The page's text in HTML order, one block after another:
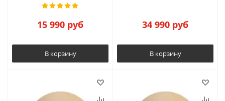
15 990 руб
В корзину
34 990 руб
В корзину